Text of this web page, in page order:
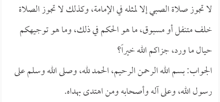
لا تجوز صلاة الصبي إلا لمثله في الإمامة، وكذلك لا تجوز الصلاة
خلف متنفل أو مسبوق، ما هو الحكم في ذلك، وما هو توجيهكم
حيال ما ورد، جزاكم الله خيراً؟
الجواب: بسم الله الرحمن الرحيم، الحمد لله، وصلى الله وسلم على
رسول الله، وعلى آله وأصحابه ومن اهتدى بهداه.